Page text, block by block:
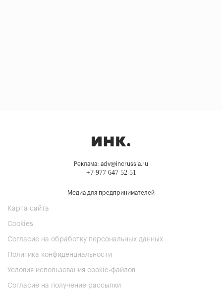
Реклама: adv@incrussia.ru
+7 977 647 52 51
Медиа для предпринимателей
Карта сайта
Cookies
Согласие на обработку персональных данных
Политика конфиденциальности
Условия использования cookie-файлов
Согласие на получение рассылки